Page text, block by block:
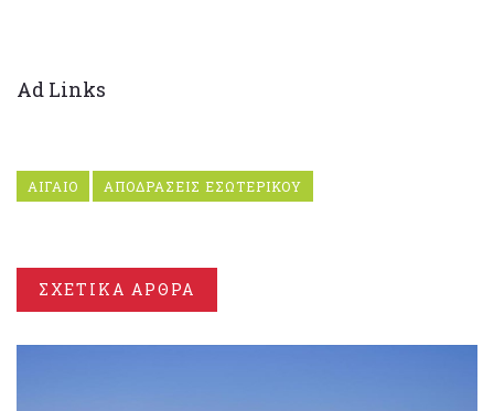
Ad Links
ΑΙΓΑΙΟ ΑΠΟΔΡΑΣΕΙΣ ΕΣΩΤΕΡΙΚΟΥ
ΣΧΕΤΙΚΑ ΑΡΘΡΑ